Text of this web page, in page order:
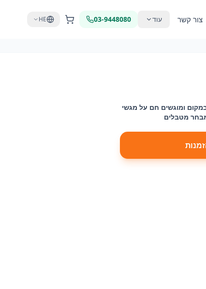
03-9448080
HE צור קשר עוד
ומוגשים חם על מגשי
מטבלים